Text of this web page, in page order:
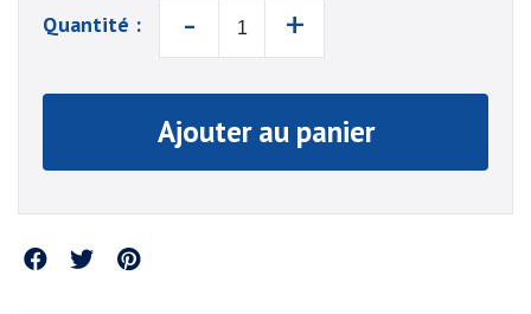
Quantité : - +
Ajouter au panier
Partager